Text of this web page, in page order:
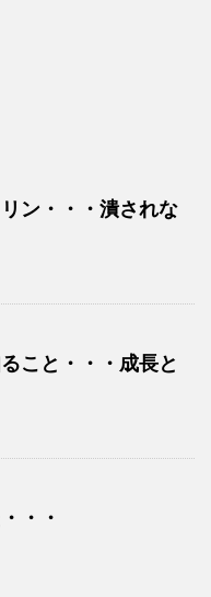
ン・・・潰されな
こと・・・成長と
・・